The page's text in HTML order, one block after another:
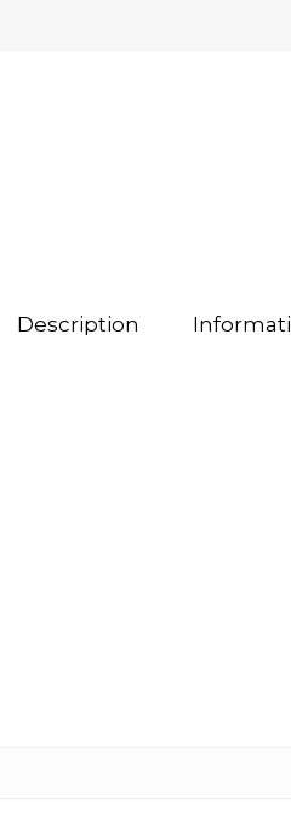
Description